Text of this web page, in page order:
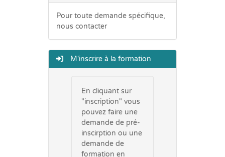
Pour toute demande spécifique,
nous contacter
M'inscrire à la formation
En cliquant sur
"inscription" vous
pouvez faire une
demande de pré-
inscirption ou une
demande de
formation en